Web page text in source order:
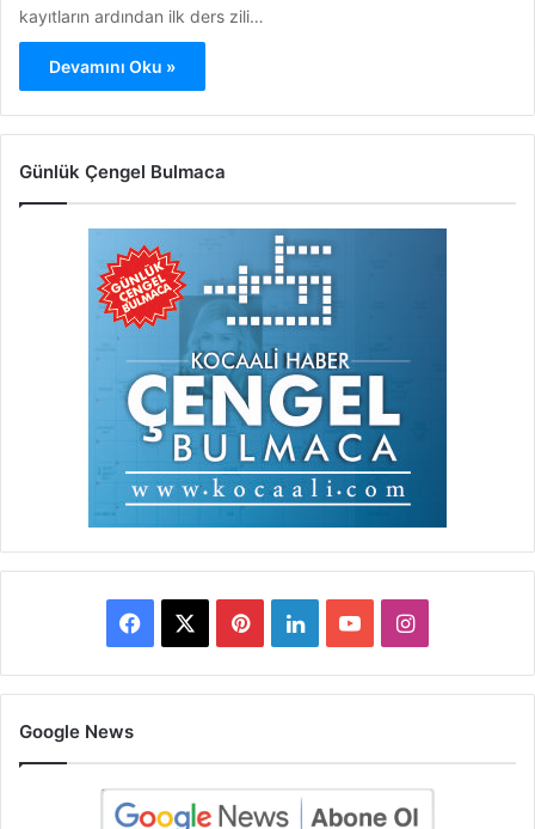
kayıtların ardından ilk ders zili…
Devamını Oku »
Günlük Çengel Bulmaca
Facebook PinterestLinkedInYouTubeInstagram
Google News